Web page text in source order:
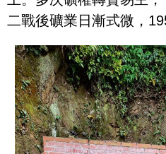
二戰後礦業日漸式微，